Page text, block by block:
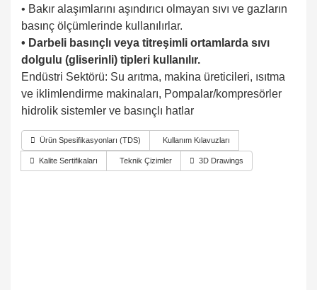
• Bakır alaşımlarını aşındırıcı olmayan sıvı ve gazların
basınç ölçümlerinde kullanılırlar.
• Darbeli basınçlı veya titreşimli ortamlarda sıvı
dolgulu (gliserinli) tipleri kullanılır.
Endüstri Sektörü: Su arıtma, makina üreticileri, ısıtma
ve iklimlendirme makinaları, Pompalar/kompresörler
hidrolik sistemler ve basınçlı hatlar
Ürün Spesifikasyonları (TDS) Kullanım Kılavuzları
Kalite Sertifikaları Teknik Çizimler 3D Drawings